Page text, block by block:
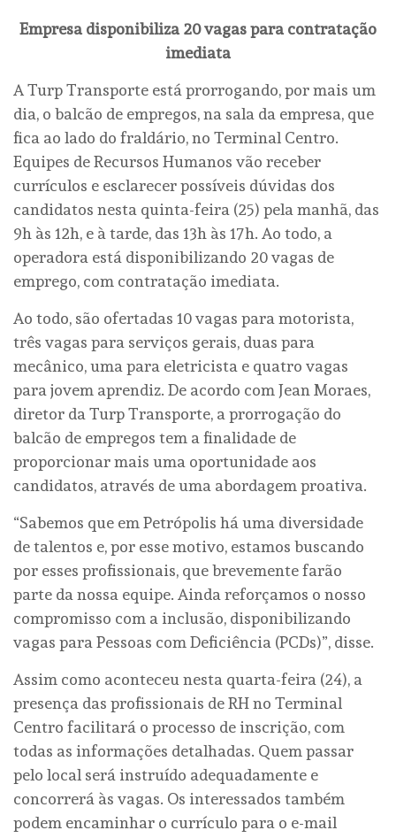
Empresa disponibiliza 20 vagas para contratação
imediata
A Turp Transporte está prorrogando, por mais um
dia, o balcão de empregos, na sala da empresa, que
fica ao lado do fraldário, no Terminal Centro.
Equipes de Recursos Humanos vão receber
currículos e esclarecer possíveis dúvidas dos
candidatos nesta quinta-feira (25) pela manhã, das
9h às 12h, e à tarde, das 13h às 17h. Ao todo, a
operadora está disponibilizando 20 vagas de
emprego, com contratação imediata.
Ao todo, são ofertadas 10 vagas para motorista,
três vagas para serviços gerais, duas para
mecânico, uma para eletricista e quatro vagas
para jovem aprendiz. De acordo com Jean Moraes,
diretor da Turp Transporte, a prorrogação do
balcão de empregos tem a finalidade de
proporcionar mais uma oportunidade aos
candidatos, através de uma abordagem proativa.
“Sabemos que em Petrópolis há uma diversidade
de talentos e, por esse motivo, estamos buscando
por esses profissionais, que brevemente farão
parte da nossa equipe. Ainda reforçamos o nosso
compromisso com a inclusão, disponibilizando
vagas para Pessoas com Deficiência (PCDs)”, disse.
Assim como aconteceu nesta quarta-feira (24), a
presença das profissionais de RH no Terminal
Centro facilitará o processo de inscrição, com
todas as informações detalhadas. Quem passar
pelo local será instruído adequadamente e
concorrerá às vagas. Os interessados também
podem encaminhar o currículo para o e-mail